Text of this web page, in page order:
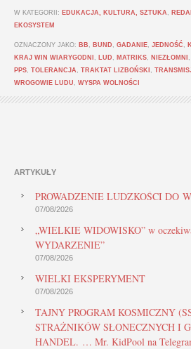
W KATEGORII: EDUKACJA, KULTURA, SZTUKA
EKOSYSTEM
OZNACZONY JAKO: BB BUND GADANIE JEDNOŚĆ
KRAJ WIN WIARYGODNI
LUD MATRIKS NIEZŁOMNI
PPS TOLERANCJA TRAKTAT LIZBOŃSKI
WROGOWIE LUDU
WYSPA WOLNOŚCI
ARTYKUŁY
PROWADZENIE LUDZKOŚCI
07/08/2026
„WIELKIE WIDOWISKO” w
WYDARZENIE”
07/08/2026
WIELKI EKSPERYMENT
07/08/2026
TAJNY PROGRAM KOSMICZNY
STRAŻNIKÓW SŁONECZNYCH I
HANDEL. … Mr. KidPool na